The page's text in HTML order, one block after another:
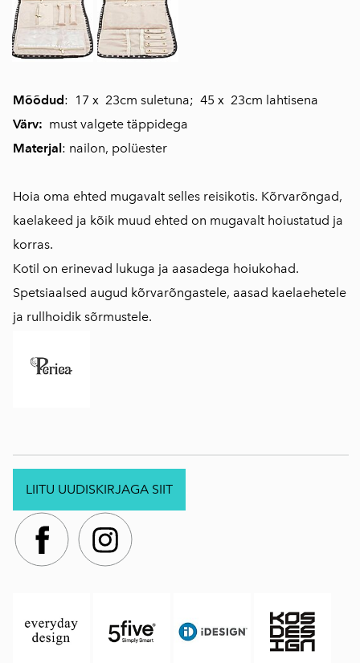
Mõõdud: 17 x 23cm suletuna; 45 x 23cm lahtisena
Värv: must valgete täppidega
Materjal: nailon, polüester
Hoia oma ehted mugavalt selles reisikotis. Kõrvarõngad,
kaelakeed ja kõik muud ehted on mugavalt hoiustatud ja
korras.
Kotil on erinevad lukuga ja aasadega hoiukohad.
Spetsiaalsed augud kõrvarõngastele, aasad kaelaehetele
ja rullhoidik sõrmustele.
LIITU UUDISKIRJAGA SIIT